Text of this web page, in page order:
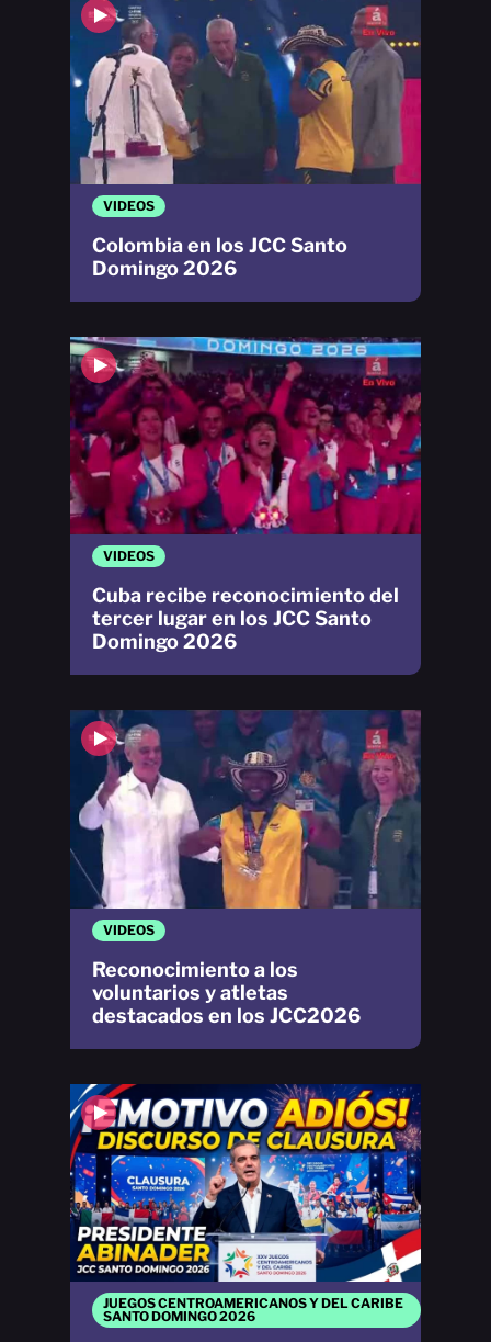
VIDEOS
Reconocimiento a los
voluntarios y atletas
destacados en los JCC2026
VIDEOS
Cuba recibe reconocimiento del
tercer lugar en los JCC Santo
Domingo 2026
VIDEOS
Colombia en los JCC Santo
Domingo 2026
JUEGOS CENTROAMERICANOS Y DEL CARIBE
SANTO DOMINGO 2026